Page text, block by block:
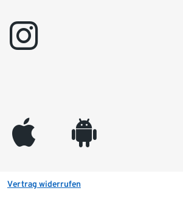
instagram
appleinc android
Vertrag widerrufen